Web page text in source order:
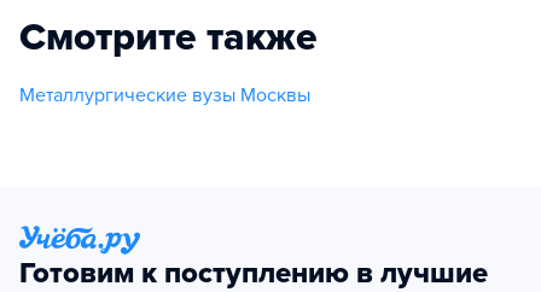
Смотрите также
Металлургические вузы Москвы
Готовим к поступлению в лучшие